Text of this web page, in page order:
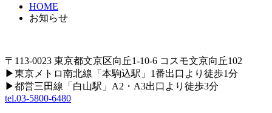
HOME
お知らせ
〒113-0023 東京都文京区向丘1-10-6 コスモ文京向丘102
▶東京メトロ南北線「本駒込駅」1番出口より徒歩1分
▶都営三田線「白山駅」A2・A3出口より徒歩3分
tel.03-5800-6480